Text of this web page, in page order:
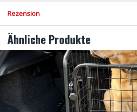
Rezension
Ähnliche Produkte